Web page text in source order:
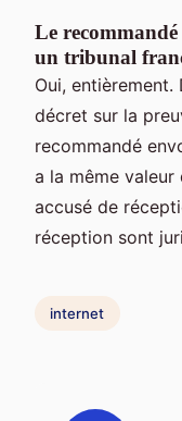
Le
un tribunal
Oui,
décret sur la
recommandé
a la même valeur
accusé de
réception sont
internet